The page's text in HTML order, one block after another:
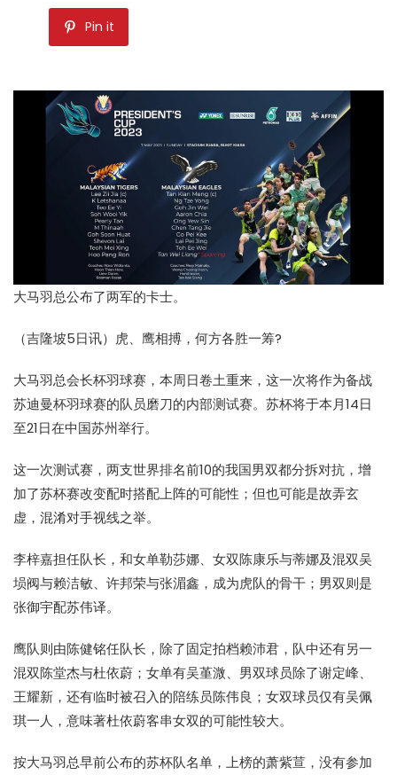
Pin it
大马羽总公布了两军的卡士。
（吉隆坡5日讯）虎、鹰相搏，何方各胜一筹?
大马羽总会长杯羽球赛，本周日卷土重来，这一次将作为备战
苏迪曼杯羽球赛的队员磨刀的内部测试赛。苏杯将于本月14日
至21日在中国苏州举行。
这一次测试赛，两支世界排名前10的我国男双都分拆对抗，增
加了苏杯赛改变配时搭配上阵的可能性；但也可能是故弄玄
虚，混淆对手视线之举。
李梓嘉担任队长，和女单勒莎娜、女双陈康乐与蒂娜及混双吴
埙阀与赖洁敏、许邦荣与张湄鑫，成为虎队的骨干；男双则是
张御宇配苏伟译。
鹰队则由陈健铭任队长，除了固定拍档赖沛君，队中还有另一
混双陈堂杰与杜依蔚；女单有吴堇溦、男双球员除了谢定峰、
王耀新，还有临时被召入的陪练员陈伟良；女双球员仅有吴佩
琪一人，意味著杜依蔚客串女双的可能性较大。
按大马羽总早前公布的苏杯队名单，上榜的萧紫荁，没有参加